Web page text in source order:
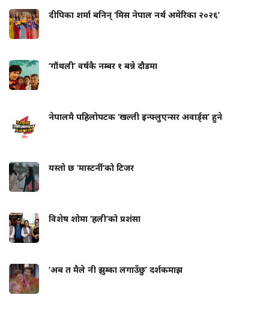
दीपिका शर्मा बनिन् ‘मिस नेपाल नर्थ अमेरिका २०२६’
‘गौंथली’ वर्षकै नम्बर १ बन्ने दौडमा
नेपालमै पहिलोपटक ‘खल्ती इन्फ्लुएन्सर अवार्ड्स’ हुने
यस्तो छ ‘मास्टर्नी’को टिजर
विशेष शोमा ‘हली’को प्रशंसा
‘अब त मैले नी झुम्का लगाउँछु’ दर्शकमाझ